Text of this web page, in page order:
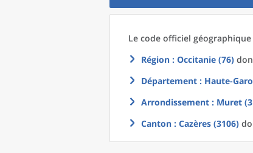
Le code officiel géographique
Région : Occitanie (76)
Département : Haute-
Arrondissement : Muret
Canton : Cazères (3106)